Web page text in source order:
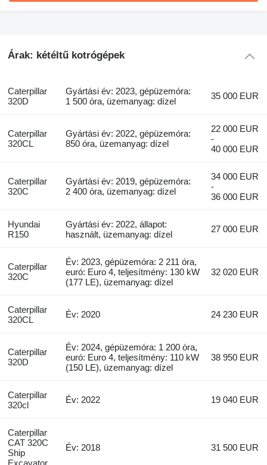
Árak: kétéltű kotrógépek
Caterpillar
320D
Gyártási év: 2023, gépüzemóra:
1 500 óra, üzemanyag: dízel
35 000 EUR
Caterpillar
320CL
Gyártási év: 2022, gépüzemóra:
850 óra, üzemanyag: dízel
22 000 EUR
-
40 000 EUR
Caterpillar
320C
Gyártási év: 2019, gépüzemóra:
2 400 óra, üzemanyag: dízel
34 000 EUR
-
36 000 EUR
Hyundai
R150
Gyártási év: 2022, állapot:
használt, üzemanyag: dízel
27 000 EUR
Caterpillar
320C
Év: 2023, gépüzemóra: 2 211 óra,
euró: Euro 4, teljesítmény: 130 kW
(177 LE), üzemanyag: dízel
32 020 EUR
Caterpillar
320CL
Év: 2020 24 230 EUR
Caterpillar
320D
Év: 2024, gépüzemóra: 1 200 óra,
euró: Euro 4, teljesítmény: 110 kW
(150 LE), üzemanyag: dízel
38 950 EUR
Caterpillar
320cl
Év: 2022 19 040 EUR
Caterpillar
CAT 320C
Ship
Excavator
Év: 2018 31 500 EUR